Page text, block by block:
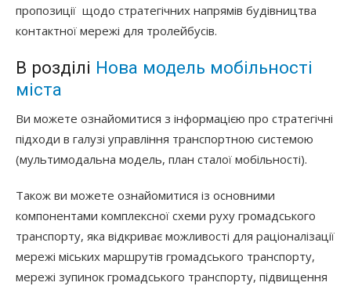
пропозиції щодо стратегічних напрямів будівництва
контактної мережі для тролейбусів.
В розділі Нова модель мобільності
міста
Ви можете ознайомитися з інформацією про стратегічні
підходи в галузі управління транспортною системою
(мультимодальна модель, план сталої мобільності).
Також ви можете ознайомитися із основними
компонентами комплексної схеми руху громадського
транспорту, яка відкриває можливості для раціоналізації
мережі міських маршрутів громадського транспорту,
мережі зупинок громадського транспорту, підвищення